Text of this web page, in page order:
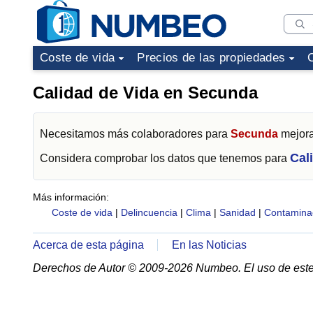
Coste de vida Precios de las propiedades
Calidad de Vida en Secunda
Necesitamos más colaboradores para Secunda
Considera comprobar los datos que tenemos para
Más información:
Coste de vida | Delincuencia | Clima | Sanidad |
Acerca de esta página
En las Noticias
Derechos de Autor © 2009-2026 Numbeo. El uso de